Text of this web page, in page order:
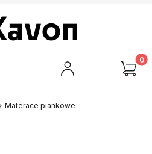
Materace piankowe